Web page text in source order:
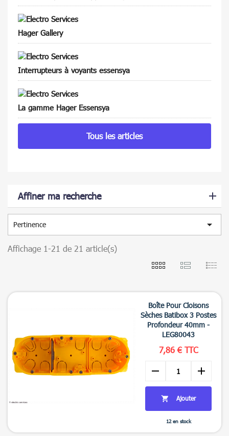
Hager Gallery
Interrupteurs à voyants essensya
La gamme Hager Essensya
Tous les articles
Affiner ma recherche
Pertinence 
Affichage 1-21 de 21 article(s)
Boîte Pour Cloisons
Sèches Batibox 3 Postes
Profondeur 40mm -
LEG80043
7,86 € TTC
remove add
 Ajouter
12 en stock